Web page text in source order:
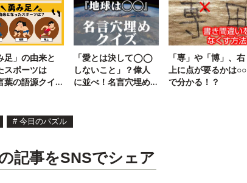
足」の由来と
スポーツは
葉の語源クイ
「愛とは決して◯◯
しないこと」？偉人
に並べ！名言穴埋め
「専」や「博」、右
上に点が要るかは○○
で分かる！？
# 今日のパズル
記事をSNSでシェア